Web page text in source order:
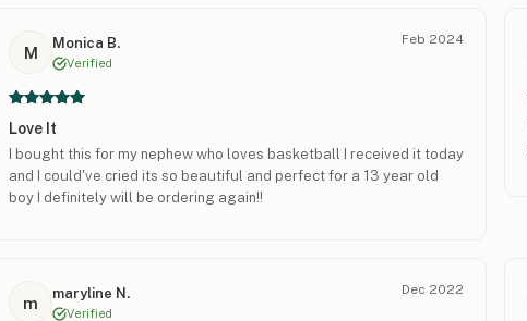
M
Monica B.
Verified
Feb 2024
Love It
I bought this for my nephew who loves basketball I received it today
and I could've cried its so beautiful and perfect for a 13 year old
boy I definitely will be ordering again!!
m
maryline N.
Verified
Dec 2022